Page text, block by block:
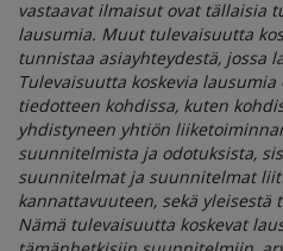
vastaavat ilmaisut ovat tällaisia
lausumia. Muut tulevaisuutta
tunnistaa asiayhteydestä, jossa
Tulevaisuutta koskevia
tiedotteen kohdissa, kuten
yhdistyneen yhtiön
suunnitelmista ja odotuksista,
suunnitelmat ja suunnitelmat
kannattavuuteen, sekä
Nämä tulevaisuutta koskevat